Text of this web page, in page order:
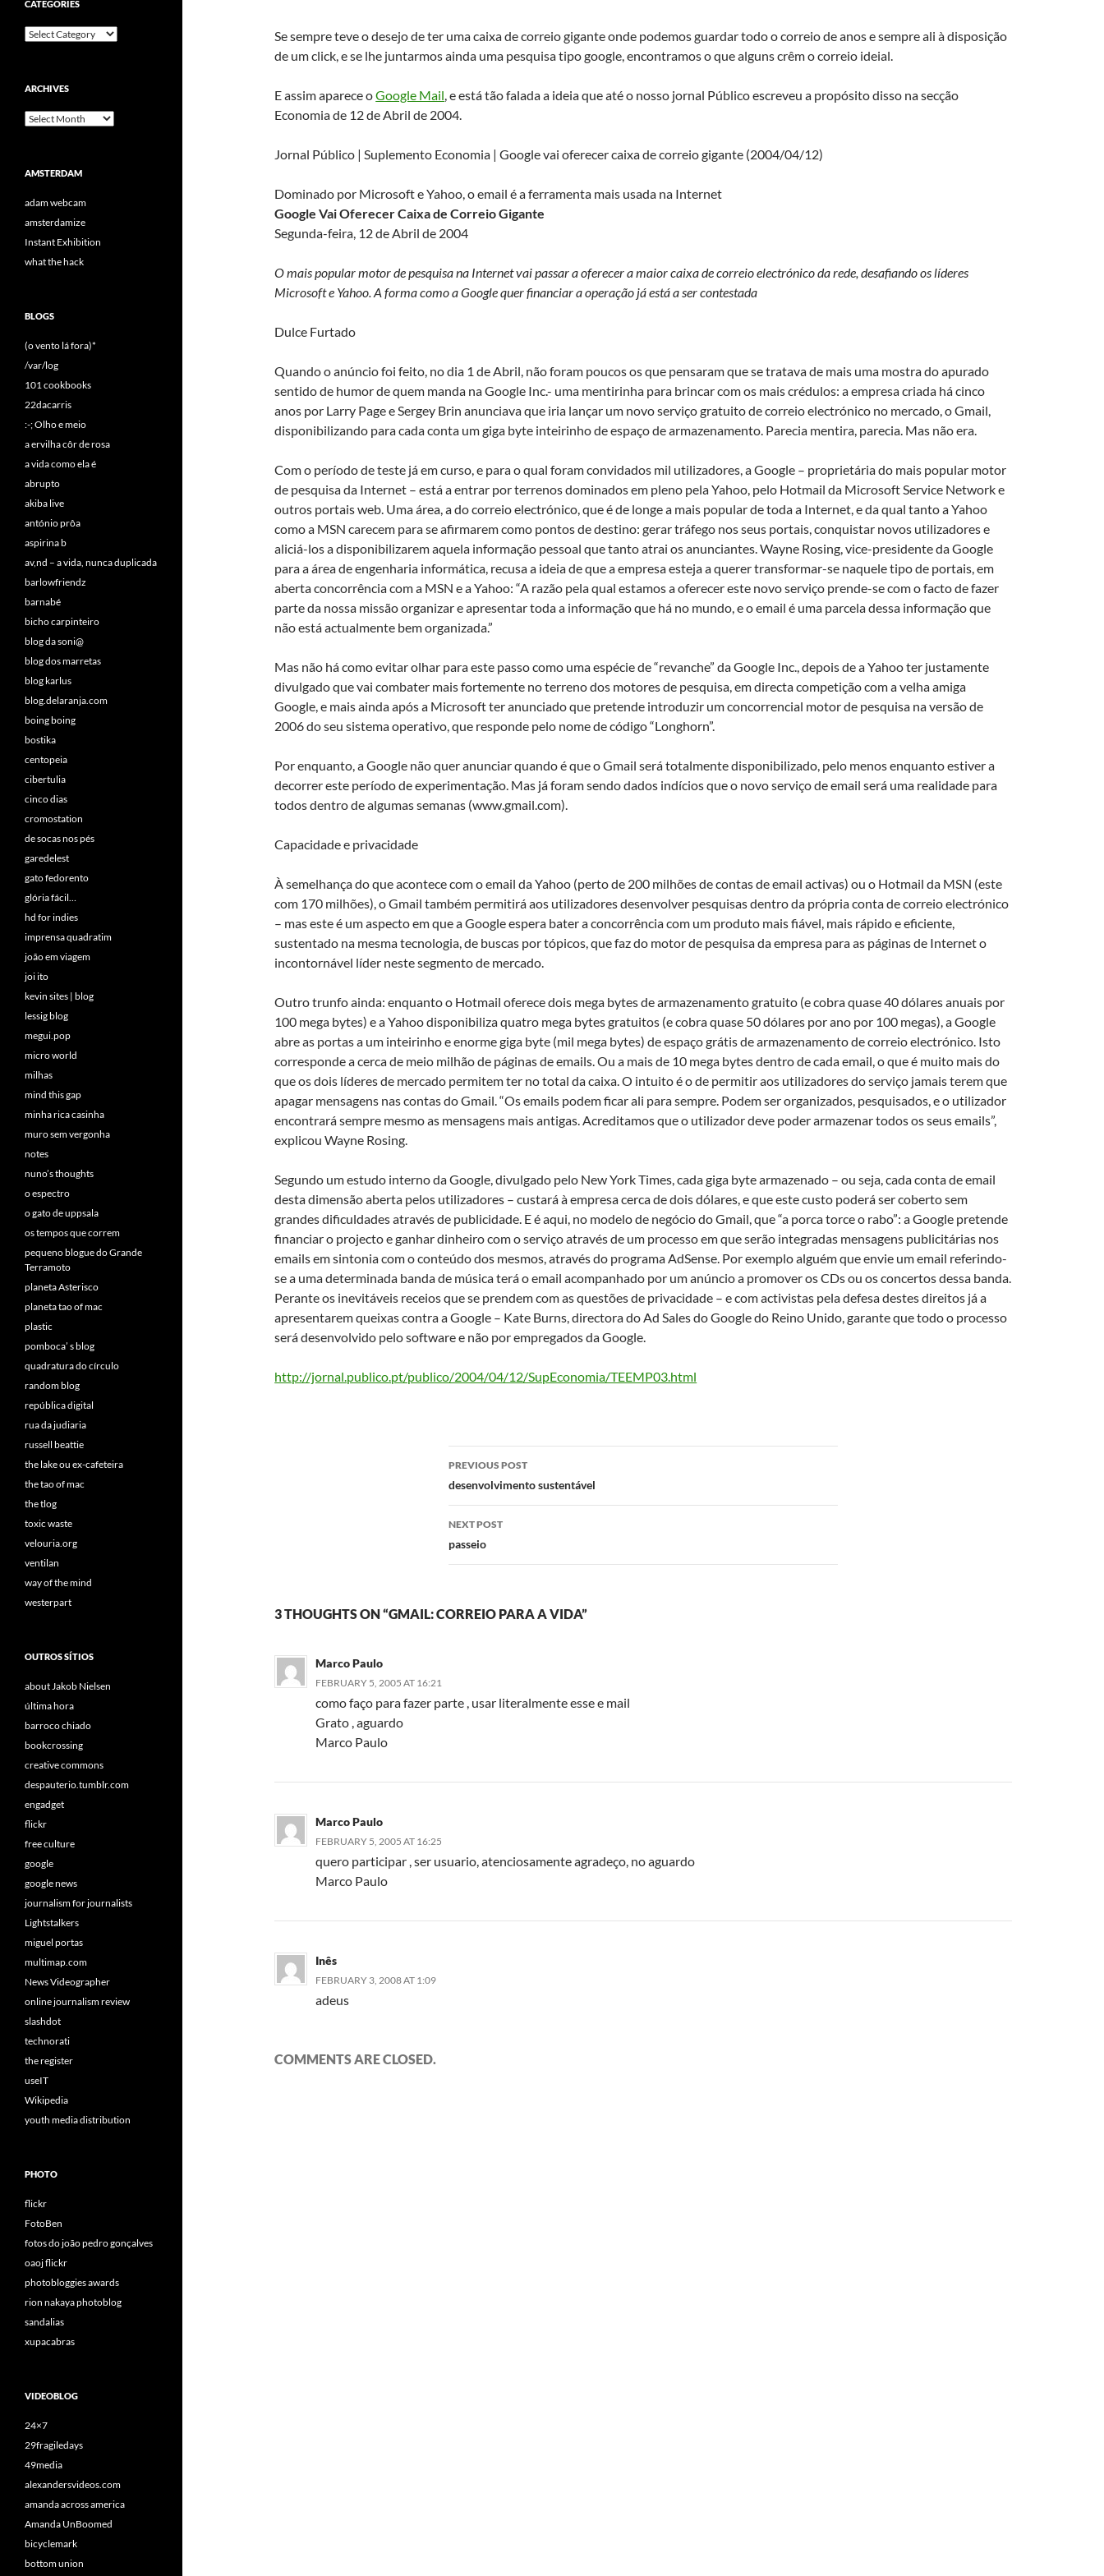
Se sempre teve o desejo de ter uma caixa de correio gigante onde podemos guardar todo o correio de anos e sempre ali à disposição
de um click, e se lhe juntarmos ainda uma pesquisa tipo google, encontramos o que alguns crêm o correio ideial.
E assim aparece oGoogle Mail, e está tão falada a ideia que até o nosso jornal Público escreveu a propósito disso na secção
Economia de 12 de Abril de 2004.
Jornal Público | Suplemento Economia | Google vai oferecer caixa de correio gigante (2004/04/12)
Dominado por Microsoft e Yahoo, o email é a ferramenta mais usada na Internet
Google Vai Oferecer Caixa de Correio Gigante
Segunda-feira, 12 de Abril de 2004
O mais popular motor de pesquisa na Internet vai passar a oferecer a maior caixa de correio electrónico da rede, desafiando os líderes
Microsoft e Yahoo. A forma como a Google quer financiar a operação já está a ser contestada
Dulce Furtado
Quando o anúncio foi feito, no dia 1 de Abril, não foram poucos os que pensaram que se tratava de mais uma mostra do apurado
sentido de humor de quem manda na Google Inc.- uma mentirinha para brincar com os mais crédulos: a empresa criada há cinco
anos por Larry Page e Sergey Brin anunciava que iria lançar um novo serviço gratuito de correio electrónico no mercado, o Gmail,
disponibilizando para cada conta um giga byte inteirinho de espaço de armazenamento. Parecia mentira, parecia. Mas não era.
Com o período de teste já em curso, e para o qual foram convidados mil utilizadores, a Google – proprietária do mais popular motor
de pesquisa da Internet – está a entrar por terrenos dominados em pleno pela Yahoo, pelo Hotmail da Microsoft Service Network e
outros portais web. Uma área, a do correio electrónico, que é de longe a mais popular de toda a Internet, e da qual tanto a Yahoo
como a MSN carecem para se afirmarem como pontos de destino: gerar tráfego nos seus portais, conquistar novos utilizadores e
aliciá-los a disponibilizarem aquela informação pessoal que tanto atrai os anunciantes. Wayne Rosing, vice-presidente da Google
para a área de engenharia informática, recusa a ideia de que a empresa esteja a querer transformar-se naquele tipo de portais, em
aberta concorrência com a MSN e a Yahoo: “A razão pela qual estamos a oferecer este novo serviço prende-se com o facto de fazer
parte da nossa missão organizar e apresentar toda a informação que há no mundo, e o email é uma parcela dessa informação que
não está actualmente bem organizada.”
Mas não há como evitar olhar para este passo como uma espécie de “revanche” da Google Inc., depois de a Yahoo ter justamente
divulgado que vai combater mais fortemente no terreno dos motores de pesquisa, em directa competição com a velha amiga
Google, e mais ainda após a Microsoft ter anunciado que pretende introduzir um concorrencial motor de pesquisa na versão de
2006 do seu sistema operativo, que responde pelo nome de código “Longhorn”.
Por enquanto, a Google não quer anunciar quando é que o Gmail será totalmente disponibilizado, pelo menos enquanto estiver a
decorrer este período de experimentação. Mas já foram sendo dados indícios que o novo serviço de email será uma realidade para
todos dentro de algumas semanas (www.gmail.com).
Capacidade e privacidade
À semelhança do que acontece com o email da Yahoo (perto de 200 milhões de contas de email activas) ou o Hotmail da MSN (este
com 170 milhões), o Gmail também permitirá aos utilizadores desenvolver pesquisas dentro da própria conta de correio electrónico
– mas este é um aspecto em que a Google espera bater a concorrência com um produto mais fiável, mais rápido e eficiente,
sustentado na mesma tecnologia, de buscas por tópicos, que faz do motor de pesquisa da empresa para as páginas de Internet o
incontornável líder neste segmento de mercado.
Outro trunfo ainda: enquanto o Hotmail oferece dois mega bytes de armazenamento gratuito (e cobra quase 40 dólares anuais por
100 mega bytes) e a Yahoo disponibiliza quatro mega bytes gratuitos (e cobra quase 50 dólares por ano por 100 megas), a Google
abre as portas a um inteirinho e enorme giga byte (mil mega bytes) de espaço grátis de armazenamento de correio electrónico. Isto
corresponde a cerca de meio milhão de páginas de emails. Ou a mais de 10 mega bytes dentro de cada email, o que é muito mais do
que os dois líderes de mercado permitem ter no total da caixa. O intuito é o de permitir aos utilizadores do serviço jamais terem que
apagar mensagens nas contas do Gmail. “Os emails podem ficar ali para sempre. Podem ser organizados, pesquisados, e o utilizador
encontrará sempre mesmo as mensagens mais antigas. Acreditamos que o utilizador deve poder armazenar todos os seus emails”,
explicou Wayne Rosing.
Segundo um estudo interno da Google, divulgado pelo New York Times, cada giga byte armazenado – ou seja, cada conta de email
desta dimensão aberta pelos utilizadores – custará à empresa cerca de dois dólares, e que este custo poderá ser coberto sem
grandes dificuldades através de publicidade. E é aqui, no modelo de negócio do Gmail, que “a porca torce o rabo”: a Google pretende
financiar o projecto e ganhar dinheiro com o serviço através de um processo em que serão integradas mensagens publicitárias nos
emails em sintonia com o conteúdo dos mesmos, através do programa AdSense. Por exemplo alguém que envie um email referindo-
se a uma determinada banda de música terá o email acompanhado por um anúncio a promover os CDs ou os concertos dessa banda.
Perante os inevitáveis receios que se prendem com as questões de privacidade – e com activistas pela defesa destes direitos já a
apresentarem queixas contra a Google – Kate Burns, directora do Ad Sales do Google do Reino Unido, garante que todo o processo
será desenvolvido pelo software e não por empregados da Google.
http://jornal.publico.pt/publico/2004/04/12/SupEconomia/TEEMP03.html
Post
navigation
PREVIOUS POST
desenvolvimento sustentável
NEXT POST
passeio
3 THOUGHTS ON “GMAIL: CORREIO PARA A VIDA”
Marco Paulo
FEBRUARY 5, 2005 AT 16:21
como faço para fazer parte , usar literalmente esse e mail
Grato , aguardo
Marco Paulo
Marco Paulo
FEBRUARY 5, 2005 AT 16:25
quero participar , ser usuario, atenciosamente agradeço, no aguardo
Marco Paulo
Inês
FEBRUARY 3, 2008 AT 1:09
adeus
COMMENTS ARE CLOSED.
CATEGORIES
Categories
ARCHIVES
Archives
AMSTERDAM
adam webcam
amsterdamize
Instant Exhibition
what the hack
BLOGS
(o vento lá fora)*
/var/log
101 cookbooks
22dacarris
:-; Olho e meio
a ervilha côr de rosa
a vida como ela é
abrupto
akiba live
antónio prôa
aspirina b
av,nd – a vida, nunca duplicada
barlowfriendz
barnabé
bicho carpinteiro
blog da soni@
blog dos marretas
blog karlus
blog.delaranja.com
boing boing
bostika
centopeia
cibertulia
cinco dias
cromostation
de socas nos pés
garedelest
gato fedorento
glória fácil…
hd for indies
imprensa quadratim
joão em viagem
joi ito
kevin sites | blog
lessig blog
megui.pop
micro world
milhas
mind this gap
minha rica casinha
muro sem vergonha
notes
nuno’s thoughts
o espectro
o gato de uppsala
os tempos que correm
pequeno blogue do Grande
Terramoto
planeta Asterisco
planeta tao of mac
plastic
pomboca’ s blog
quadratura do círculo
random blog
república digital
rua da judiaria
russell beattie
the lake ou ex-cafeteira
the tao of mac
the tlog
toxic waste
velouria.org
ventilan
way of the mind
westerpart
OUTROS SÍTIOS
about Jakob Nielsen
última hora
barroco chiado
bookcrossing
creative commons
despauterio.tumblr.com
engadget
flickr
free culture
google
google news
journalism for journalists
Lightstalkers
miguel portas
multimap.com
News Videographer
online journalism review
slashdot
technorati
the register
useIT
Wikipedia
youth media distribution
PHOTO
flickr
FotoBen
fotos do joão pedro gonçalves
oaoj flickr
photobloggies awards
rion nakaya photoblog
sandalias
xupacabras
VIDEOBLOG
24×7
29fragiledays
49media
alexandersvideos.com
amanda across america
Amanda UnBoomed
bicyclemark
bottom union